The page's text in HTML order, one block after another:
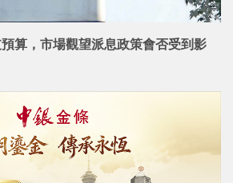
算，市場觀望派息政策會否受到影